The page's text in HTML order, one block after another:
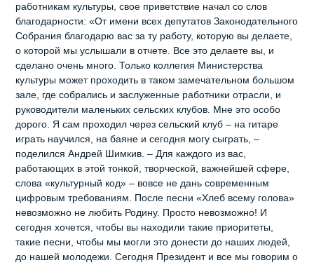
работникам культуры, свое приветствие начал со слов
благодарности: «От имени всех депутатов Законодательного
Собрания благодарю вас за ту работу, которую вы делаете,
о которой мы услышали в отчете. Все это делаете вы, и
сделано очень много. Только коллегия Министерства
культуры может проходить в таком замечательном большом
зале, где собрались и заслуженные работники отрасли, и
руководители маленьких сельских клубов. Мне это особо
дорого. Я сам проходил через сельский клуб – на гитаре
играть научился, на баяне и сегодня могу сыграть, –
поделился Андрей Шимкив. – Для каждого из вас,
работающих в этой тонкой, творческой, важнейшей сфере,
слова «культурный код» – вовсе не дань современным
цифровым требованиям. После песни «Хлеб всему голова»
невозможно не любить Родину. Просто невозможно! И
сегодня хочется, чтобы вы находили такие приоритеты,
такие песни, чтобы мы могли это донести до наших людей,
до нашей молодежи. Сегодня Президент и все мы говорим о